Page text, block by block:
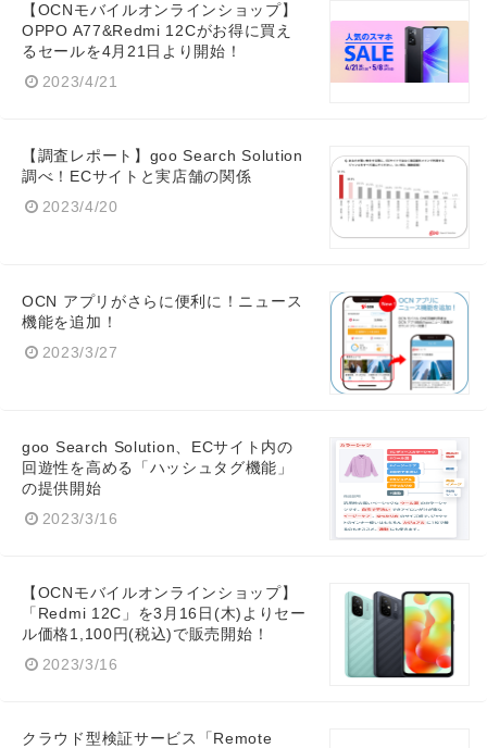
【OCNモバイルオンラインショップ】
OPPO A77&Redmi 12Cがお得に買え
るセールを4月21日より開始！
2023/4/21
【調査レポート】goo Search Solution
調べ！ECサイトと実店舗の関係
2023/4/20
OCN アプリがさらに便利に！ニュース
機能を追加！
2023/3/27
goo Search Solution、ECサイト内の
回遊性を高める「ハッシュタグ機能」
の提供開始
2023/3/16
【OCNモバイルオンラインショップ】
「Redmi 12C」を3月16日(木)よりセー
ル価格1,100円(税込)で販売開始！
2023/3/16
クラウド型検証サービス「Remote